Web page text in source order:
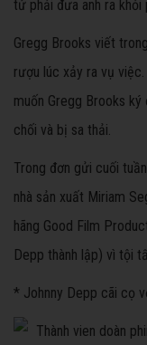
tử phải đưa anh ra khỏi
Gregg Brooks viết
rượu lúc xảy ra vụ việc.
muốn Gregg Brooks
chối và bị sa thải.
Trong đơn gửi cuối
nhà sản xuất Miriam
hãng Good Film
Depp thành lập) vì tội
* Johnny Depp cãi cọ